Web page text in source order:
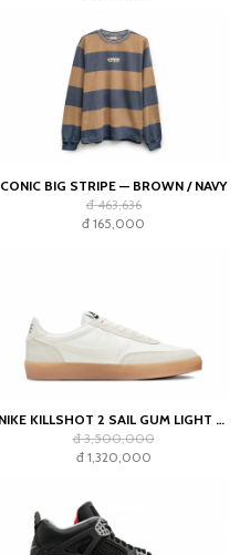
CONIC BIG STRIPE — BROWN / NAVY
đ 463,636
đ 165,000
NIKE KILLSHOT 2 SAIL GUM LIGHT OREWOOD BROWN (WOMEN'S)
đ 3,500,000
đ 1,320,000